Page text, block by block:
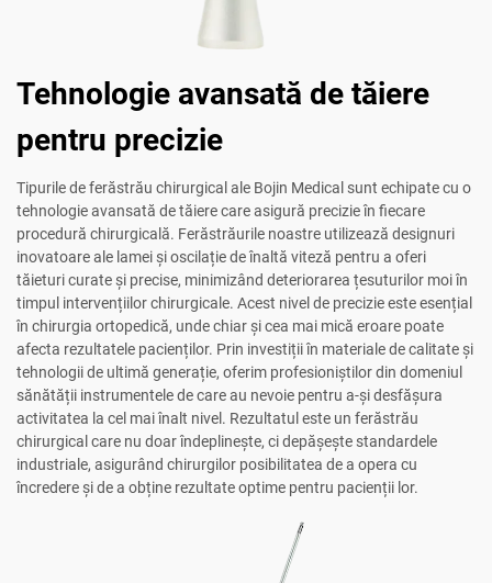
Tehnologie avansată de tăiere
pentru precizie
Tipurile de ferăstrău chirurgical ale Bojin Medical sunt echipate cu o
tehnologie avansată de tăiere care asigură precizie în fiecare
procedură chirurgicală. Ferăstrăurile noastre utilizează designuri
inovatoare ale lamei și oscilație de înaltă viteză pentru a oferi
tăieturi curate și precise, minimizând deteriorarea țesuturilor moi în
timpul intervențiilor chirurgicale. Acest nivel de precizie este esențial
în chirurgia ortopedică, unde chiar și cea mai mică eroare poate
afecta rezultatele pacienților. Prin investiții în materiale de calitate și
tehnologii de ultimă generație, oferim profesioniștilor din domeniul
sănătății instrumentele de care au nevoie pentru a-și desfășura
activitatea la cel mai înalt nivel. Rezultatul este un ferăstrău
chirurgical care nu doar îndeplinește, ci depășește standardele
industriale, asigurând chirurgilor posibilitatea de a opera cu
încredere și de a obține rezultate optime pentru pacienții lor.